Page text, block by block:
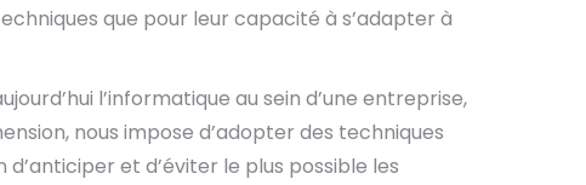
que pour leur capacité à s’adapter à
l’informatique au sein d’une entreprise,
nous impose d’adopter des techniques
et d’éviter le plus possible les